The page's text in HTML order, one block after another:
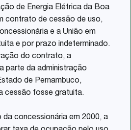
de Energia Elétrica da Boa
contrato de cessão de uso,
e a União em
e por prazo indeterminado.
do contrato, a
parte da administração
de Pernambuco,
cessão fosse gratuita.
concessionária em 2000, a